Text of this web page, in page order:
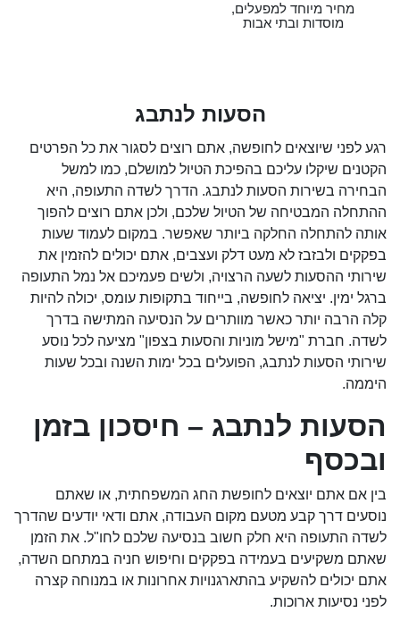
מחיר מיוחד למפעלים,
מוסדות ובתי אבות
הסעות לנתבג
רגע לפני שיוצאים לחופשה, אתם רוצים לסגור את כל הפרטים
הקטנים שיקלו עליכם בהפיכת הטיול למושלם, כמו למשל
הבחירה בשירות הסעות לנתבג. הדרך לשדה התעופה, היא
ההתחלה המבטיחה של הטיול שלכם, ולכן אתם רוצים להפוך
אותה להתחלה החלקה ביותר שאפשר. במקום לעמוד שעות
בפקקים ולבזבז לא מעט דלק ועצבים, אתם יכולים להזמין את
שירותי ההסעות לשעה הרצויה, ולשים פעמיכם אל נמל התעופה
ברגל ימין. יציאה לחופשה, בייחוד בתקופות עומס, יכולה להיות
קלה הרבה יותר כאשר מוותרים על הנסיעה המתישה בדרך
לשדה. חברת "מישל מוניות והסעות בצפון" מציעה לכל נוסע
שירותי הסעות לנתבג, הפועלים בכל ימות השנה ובכל שעות
היממה.
הסעות לנתבג – חיסכון בזמן
ובכסף
בין אם אתם יוצאים לחופשת החג המשפחתית, או שאתם
נוסעים דרך קבע מטעם מקום העבודה, אתם ודאי יודעים שהדרך
לשדה התעופה היא חלק חשוב בנסיעה שלכם לחו"ל. את הזמן
שאתם משקיעים בעמידה בפקקים וחיפוש חניה במתחם השדה,
אתם יכולים להשקיע בהתארגנויות אחרונות או במנוחה קצרה
לפני נסיעות ארוכות.